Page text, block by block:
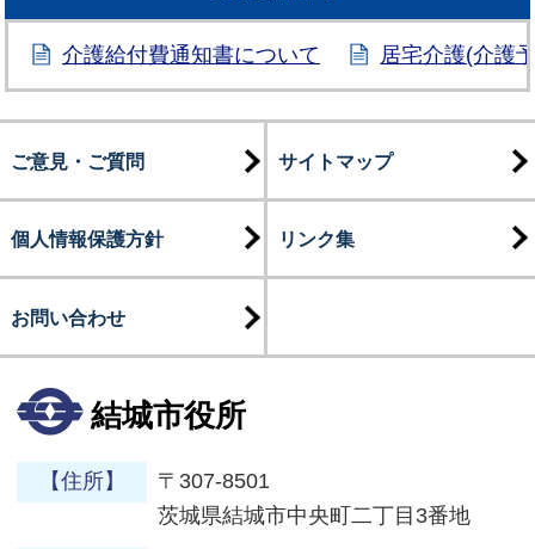
介護給付費通知書について 居宅介護(介護
ご意見・ご質問 サイトマップ
個人情報保護方針 リンク集
お問い合わせ
結城市役所
【住所】
〒307-8501
茨城県結城市中央町二丁目3番地